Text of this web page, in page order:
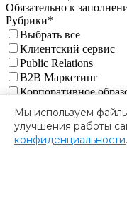
Мы используем
улучшения работы
конфиденциальности.
Обязательно к
Рубрики*
Выбрать все
Клиентский сервис
Public Relations
B2B Маркетинг
Корпоративное
iT Рекрутинг
Управление
Маркетинг
Управление проектами